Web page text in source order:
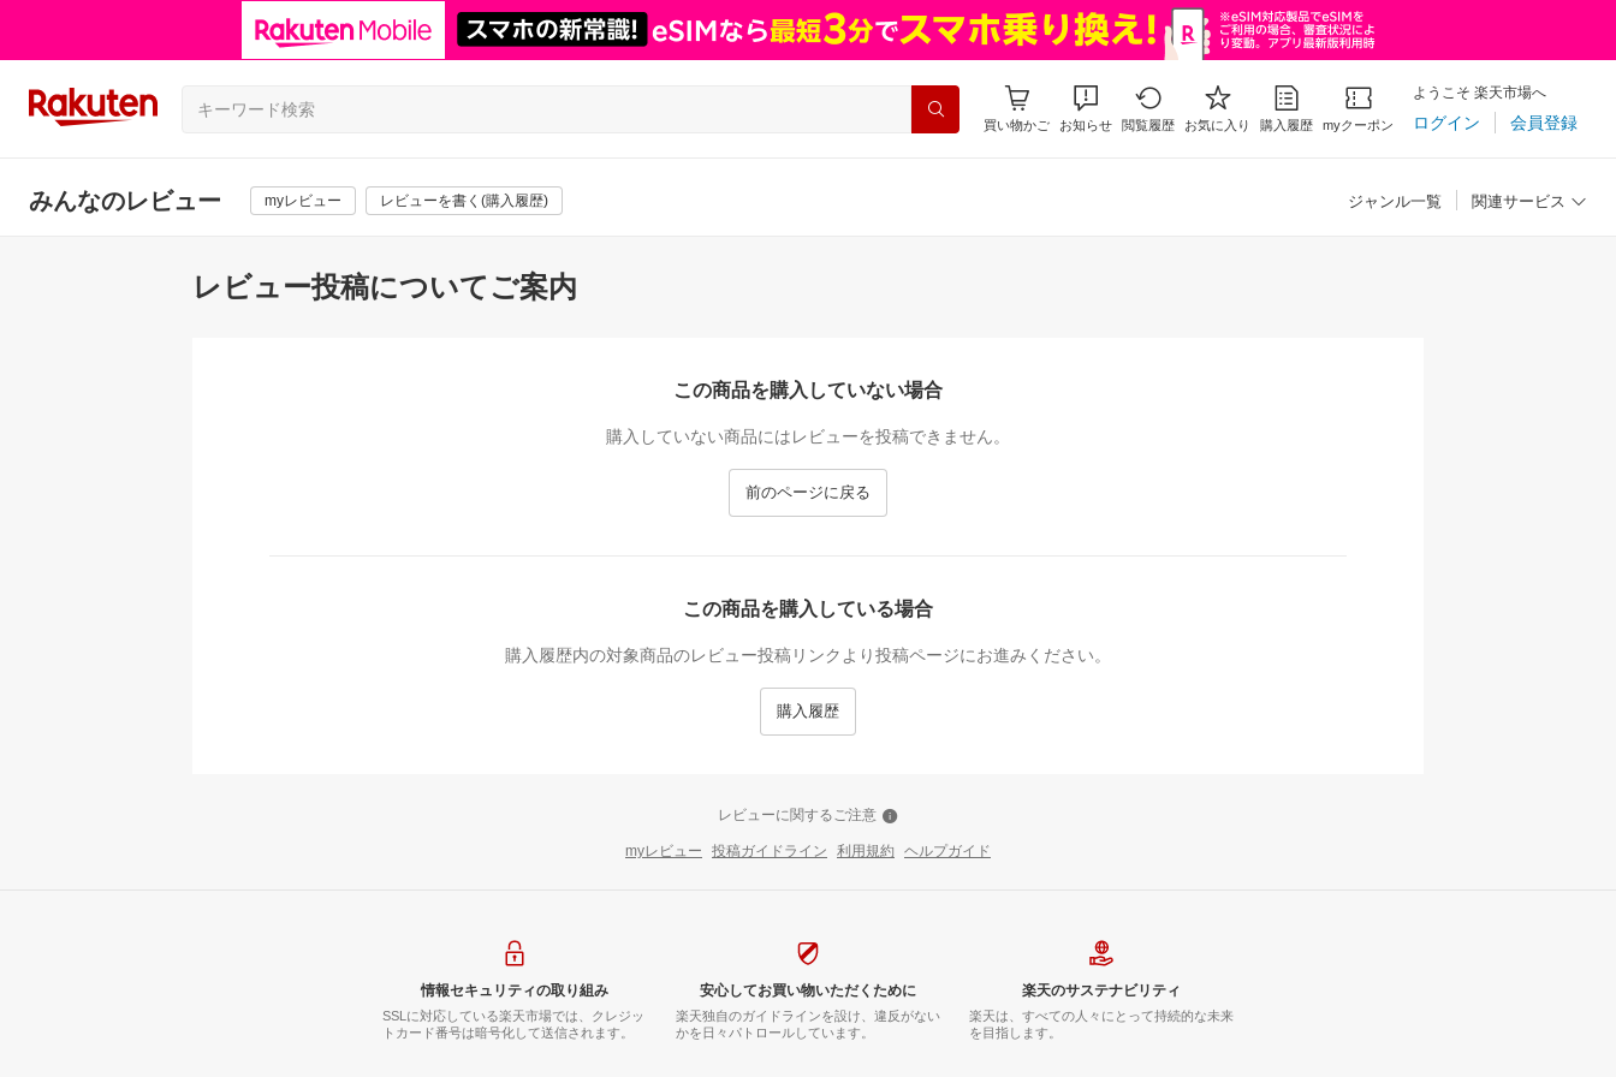
買い物かご お知らせ 閲覧履歴 お気に入り 購入履歴 myクーポン
ようこそ 楽天市場へ
ログイン 会員登録
みんなのレビュー myレビュー レビューを書く(購入履歴) ジャンル一覧 関連サービス
レビュー投稿についてご案内
この商品を購入していない場合
購入していない商品にはレビューを投稿できません。
前のページに戻る
この商品を購入している場合
購入履歴内の対象商品のレビュー投稿リンクより投稿ページにお進みください。
購入履歴
レビューに関するご注意
myレビュー 投稿ガイドライン 利用規約 ヘルプガイド
情報セキュリティの取り組み
SSLに対応している楽天市場では、クレジッ
トカード番号は暗号化して送信されます。
安心してお買い物いただくために
楽天独自のガイドラインを設け、違反がない
かを日々パトロールしています。
楽天のサステナビリティ
楽天は、すべての人々にとって持続的な未来
を目指します。